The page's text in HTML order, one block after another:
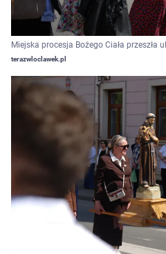
Miejska procesja Bożego Ciała przeszła
terazwloclawek.pl